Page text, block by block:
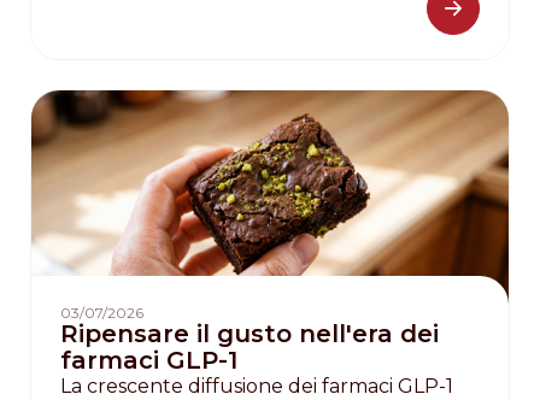
03/07/2026
Ripensare il gusto nell'era dei
farmaci GLP-1
La crescente diffusione dei farmaci GLP-1